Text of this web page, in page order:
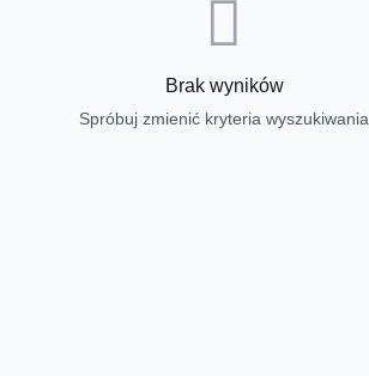
Brak wyników
Spróbuj zmienić kryteria wyszukiwania